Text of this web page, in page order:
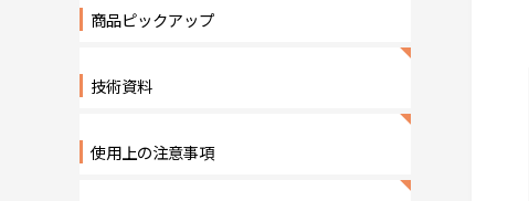
商品ピックアップ
技術資料
使用上の注意事項